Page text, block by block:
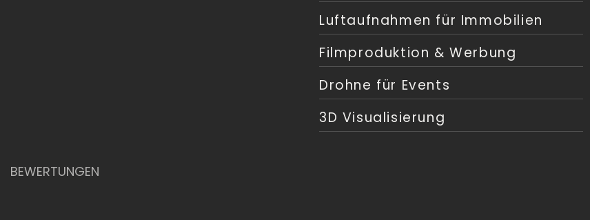
Luftaufnahmen für Immobilien
Filmproduktion & Werbung
Drohne für Events
3D Visualisierung
BEWERTUNGEN